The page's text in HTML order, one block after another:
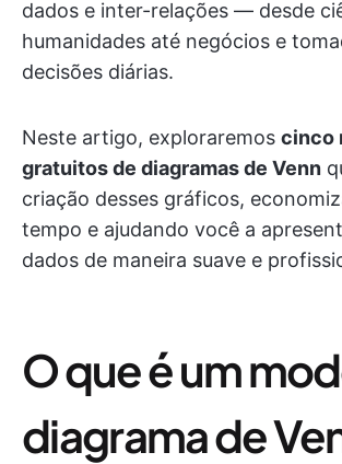
dados e inter-relações — desde
humanidades até negócios e
decisões diárias.
Neste artigo, exploraremos cinco
gratuitos de diagramas de Venn
criação desses gráficos,
tempo e ajudando você a
dados de maneira suave e
O que é um
diagrama de